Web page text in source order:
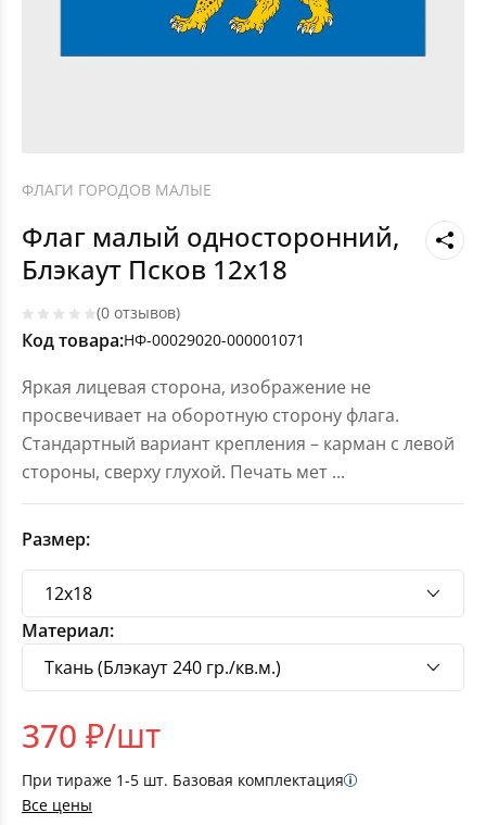
ФЛАГИ ГОРОДОВ МАЛЫЕ
Флаг малый односторонний,
Блэкаут Псков 12х18
(0 отзывов)
Код товара:НФ-00029020-000001071
Яркая лицевая сторона, изображение не
просвечивает на оборотную сторону флага.
Стандартный вариант крепления – карман с левой
стороны, сверху глухой. Печать мет ...
Размер:
Материал:
370 ₽/шт
При тираже 1-5 шт. Базовая комплектация
Все цены